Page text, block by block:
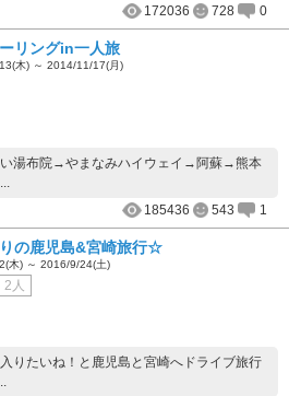
172036
728 0
リングin一人旅
木) ～ 2014/11/17(月)
い湯布院→やまなみハイウェイ→阿蘇→熊本
185436
543 1
の鹿児島&宮崎旅行☆
木) ～ 2016/9/24(土)
2人
りたいね！と鹿児島と宮崎へドライブ旅行